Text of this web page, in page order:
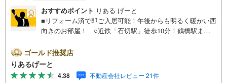
おすすめポイント りある げーと
■リフォーム済で即ご入居可能！午後からも明るく暖かい西
向きのお部屋！ ○近鉄「石切駅」徒歩10分！鶴橋駅まで
っきりとした暮らしが叶います！■物件検討中のお客さま！
ちょっと見学してみたいだけなどでも内覧可能です！売主
さまの都合等で見学ができない場合がございます。お気軽
に「りあるげーと」までお問合わせ下さい！■「りあるげー
ゴールド推奨店
りあるげーと
4.38 不動産会社レビュー 21件